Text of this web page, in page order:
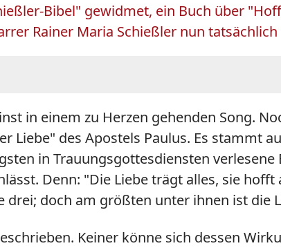
Bibel" gewidmet, ein Buch über
Rainer Maria Schießler nun
in einem zu Herzen gehenden Song.
Liebe" des Apostels Paulus. Es stammt
in Trauungsgottesdiensten
Denn: "Die Liebe trägt alles, sie
drei; doch am größten unter ihnen ist die
Keiner könne sich dessen